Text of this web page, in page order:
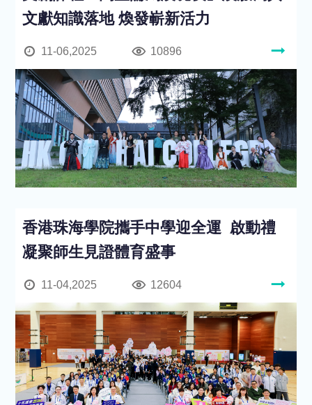
文獻知識落地 煥發嶄新活力
11-06,2025 10896
香港珠海學院攜手中學迎全運 啟動禮
凝聚師生見證體育盛事
11-04,2025 12604